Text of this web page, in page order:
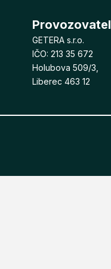
Provozovatel
GETERA s.r.o.
IČO: 213 35 672
Holubova 509/3,
Liberec 463 12